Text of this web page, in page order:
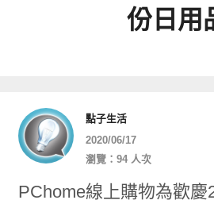
份日用
點子生活
2020/06/17
瀏覽：94 人次
PChome線上購物為歡慶